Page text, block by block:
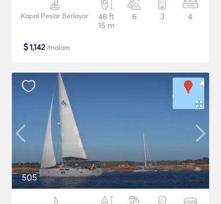
Kapal Pesiar Berlayar
48 ft
15 m
6 3 4
$1,142/malam
505